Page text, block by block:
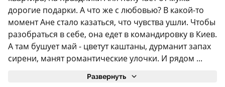
дорогие подарки. А что же с любовью? В какой-то
момент Ане стало казаться, что чувства ушли. Чтобы
разобраться в себе, она едет в командировку в Киев.
А там бушует май - цветут каштаны, дурманит запах
сирени, манят романтические улочки. И рядом ...
Развернуть